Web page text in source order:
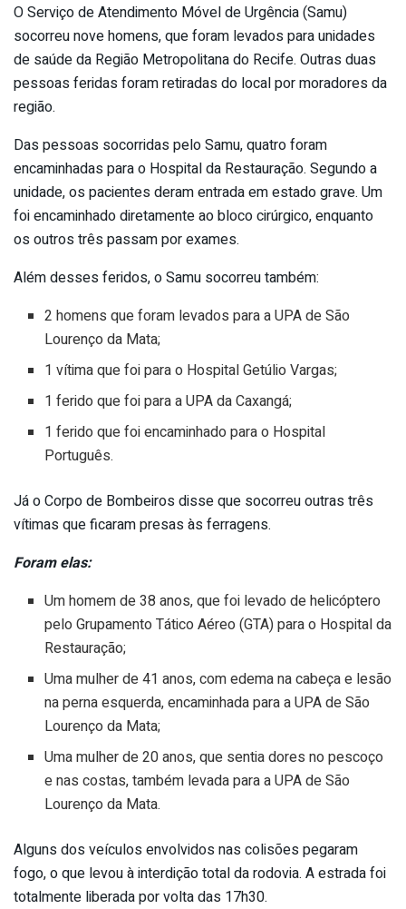
O Serviço de Atendimento Móvel de Urgência (Samu)
socorreu nove homens, que foram levados para unidades
de saúde da Região Metropolitana do Recife. Outras duas
pessoas feridas foram retiradas do local por moradores da
região.
Das pessoas socorridas pelo Samu, quatro foram
encaminhadas para o Hospital da Restauração. Segundo a
unidade, os pacientes deram entrada em estado grave. Um
foi encaminhado diretamente ao bloco cirúrgico, enquanto
os outros três passam por exames.
Além desses feridos, o Samu socorreu também:
2 homens que foram levados para a UPA de São
Lourenço da Mata;
1 vítima que foi para o Hospital Getúlio Vargas;
1 ferido que foi para a UPA da Caxangá;
1 ferido que foi encaminhado para o Hospital
Português.
Já o Corpo de Bombeiros disse que socorreu outras três
vítimas que ficaram presas às ferragens.
Foram elas:
Um homem de 38 anos, que foi levado de helicóptero
pelo Grupamento Tático Aéreo (GTA) para o Hospital da
Restauração;
Uma mulher de 41 anos, com edema na cabeça e lesão
na perna esquerda, encaminhada para a UPA de São
Lourenço da Mata;
Uma mulher de 20 anos, que sentia dores no pescoço
e nas costas, também levada para a UPA de São
Lourenço da Mata.
Alguns dos veículos envolvidos nas colisões pegaram
fogo, o que levou à interdição total da rodovia. A estrada foi
totalmente liberada por volta das 17h30.